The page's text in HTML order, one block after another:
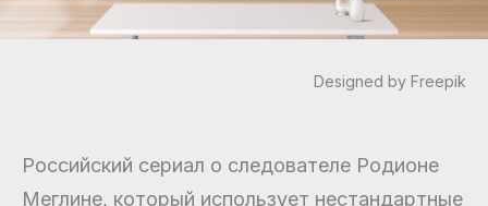
Designed by Freepik
Российский сериал о следователе Родионе
Меглине, который использует нестандартные